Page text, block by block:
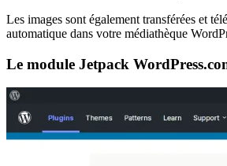
Les images sont également transférées et
automatique dans votre médiathèque
Le module Jetpack